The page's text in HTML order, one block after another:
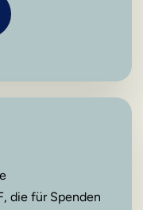
die für Spenden